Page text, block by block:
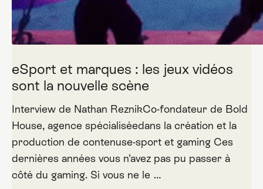
eSport et marques : les jeux vidéos
sont la nouvelle scène
Interview de Nathan ReznikCo-fondateur de Bold
House, agence spécialiséedans la création et la
production de contenuse-sport et gaming Ces
dernières années vous n’avez pas pu passer à
côté du gaming. Si vous ne le …